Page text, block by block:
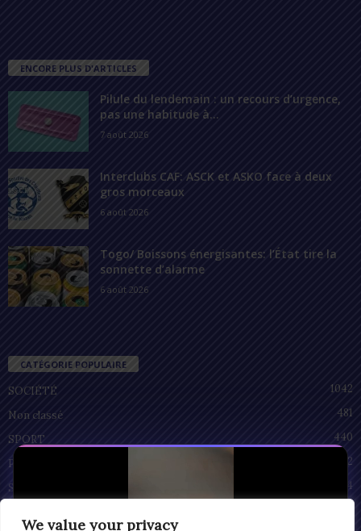
We value your privacy
ENCORE PLUS D'ARTICLES
Pilule du lendemain : un recours d’urgence,
pas une habitude à...
7 août 2026
Interclubs CAF: ASCK et ASKO face à deux
gros morceaux
6 août 2026
Togo/ Boissons énergisantes: l’État tire la
sonnette d’alarme
6 août 2026
CATÉGORIE POPULAIRE
SOCIÉTÉ
1042
Non classé
481
SPORT
440
POLITIQUE
212
SANTÉ
94